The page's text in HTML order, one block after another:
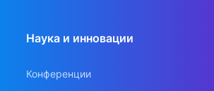
Наука и инновации
Конференции